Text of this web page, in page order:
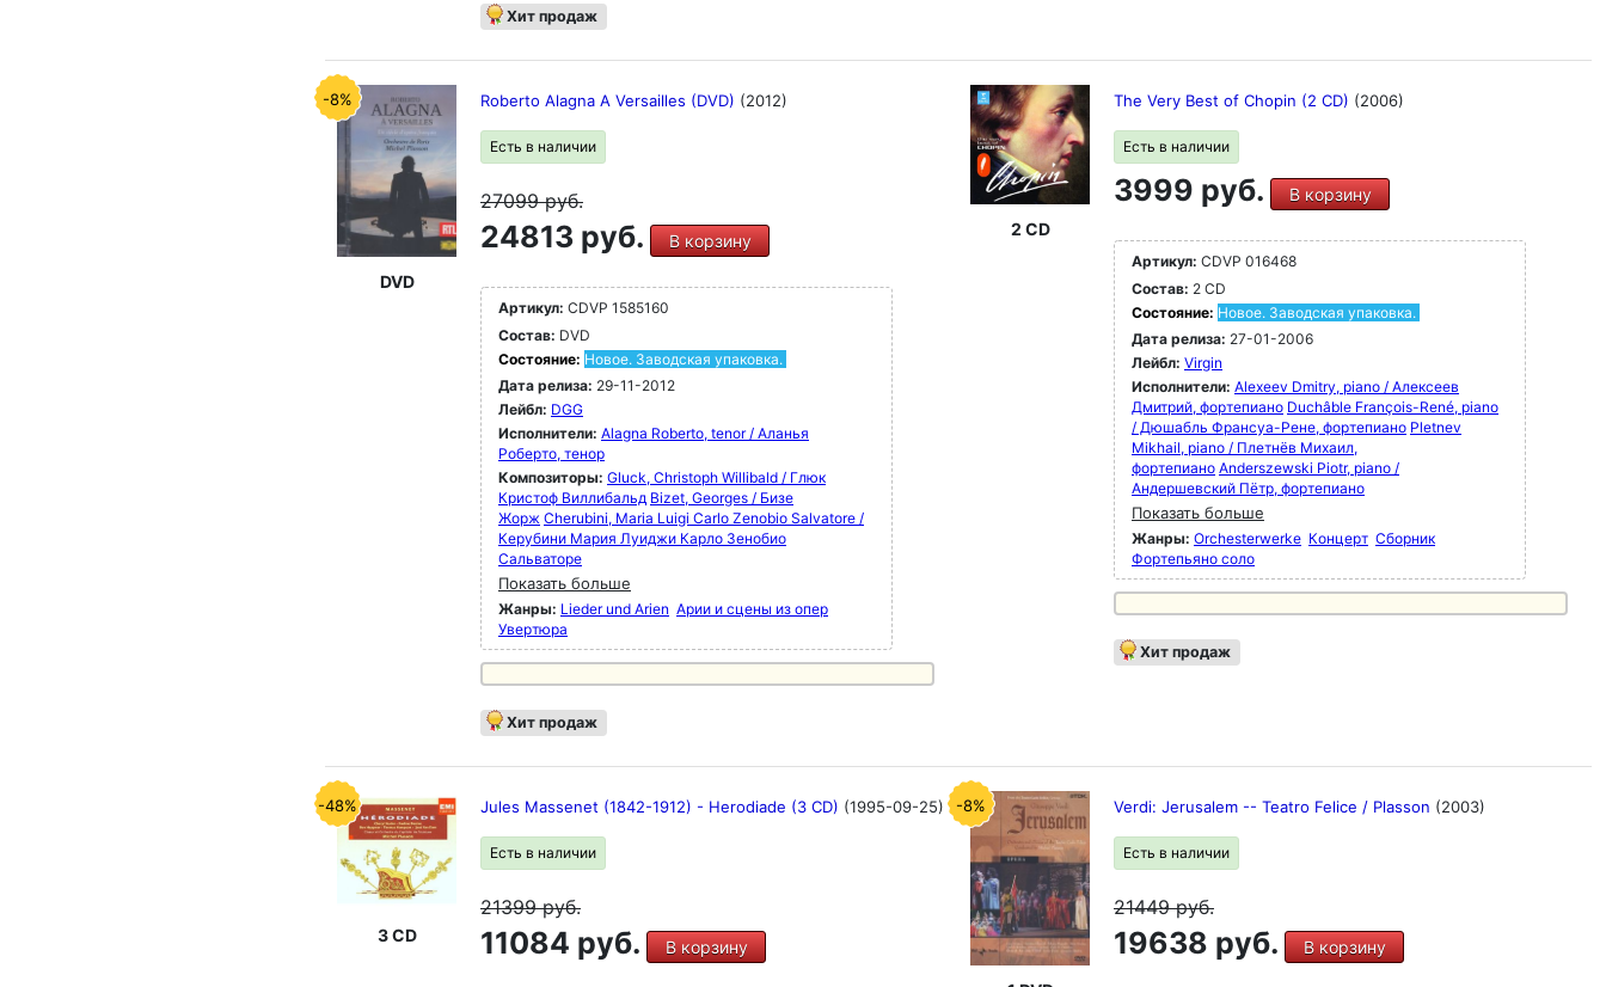
Хит продаж
-8%
DVD
Roberto Alagna A Versailles (DVD) (2012)
Есть в наличии
27099руб.
24813 руб. В корзину
Артикул: CDVP 1585160
Состав: DVD
Состояние: Новое. Заводская упаковка.
Дата релиза: 29-11-2012
Лейбл: DGG
Исполнители: Alagna Roberto, tenor / Аланья
Роберто, тенор
Композиторы: Gluck, Christoph Willibald / Глюк
Кристоф Виллибальд Bizet, Georges / Бизе
Жорж Cherubini, Maria Luigi Carlo Zenobio Salvatore /
Керубини Мария Луиджи Карло Зенобио
Сальваторе
Показать больше
Жанры: Lieder und Arien Арии и сцены из опер
Увертюра
Хит продаж
2 CD
The Very Best of Chopin (2 CD) (2006)
Есть в наличии
3999 руб. В корзину
Артикул: CDVP 016468
Состав: 2 CD
Состояние: Новое. Заводская упаковка.
Дата релиза: 27-01-2006
Лейбл: Virgin
Исполнители: Alexeev Dmitry, piano / Алексеев
Дмитрий, фортепиано Duchâble François-René, piano
/ Дюшабль Франсуа-Рене, фортепиано Pletnev
Mikhail, piano / Плетнёв Михаил,
фортепиано Anderszewski Piotr, piano /
Андершевский Пётр, фортепиано
Показать больше
Жанры: Orchesterwerke Концерт Сборник
Фортепьяно соло
Хит продаж
-48%
3 CD
Jules Massenet (1842-1912) - Herodiade (3 CD) (1995-09-25)
Есть в наличии
21399руб.
11084 руб. В корзину
-8% Verdi: Jerusalem -- Teatro Felice / Plasson (2003)
Есть в наличии
21449руб.
19638 руб. В корзину